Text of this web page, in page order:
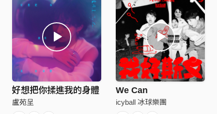
好想把你揉進我的身體
盧苑呈
We Can
icyball 冰球樂團